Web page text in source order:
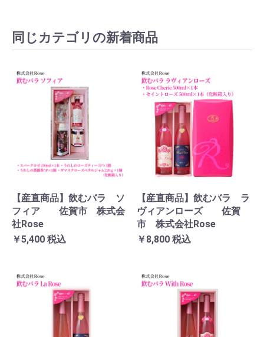
同じカテゴリの新着商品
【産直商品】飲むバラ ソ
フィア 佐賀市 株式会
社Rose
￥5,400 税込
【産直商品】飲むバラ ラ
ヴィアンローズ 佐賀
市 株式会社Rose
￥8,800 税込